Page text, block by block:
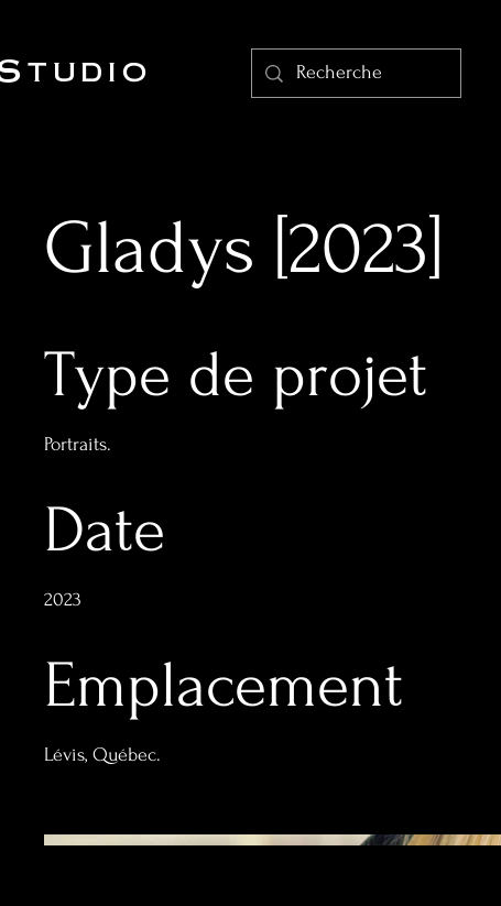
Gladys [2023]
Type de projet
Portraits.
Date
2023
Emplacement
Lévis, Québec.